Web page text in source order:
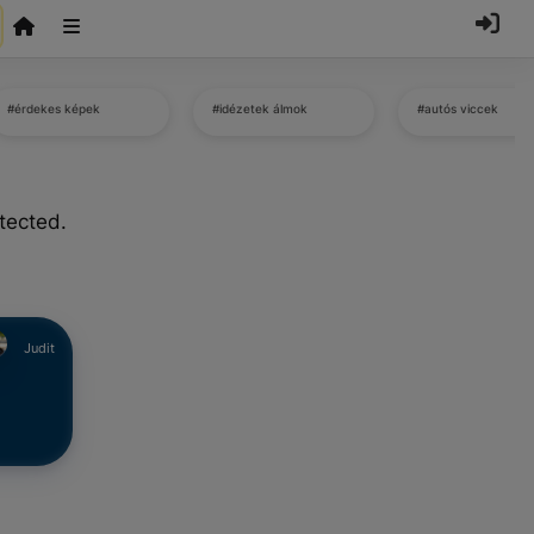
#érdekes képek #idézetek álmok #autós viccek
Judit